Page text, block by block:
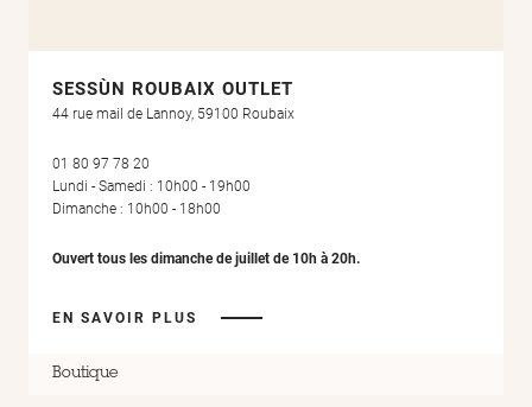
SESSÙN ROUBAIX OUTLET
44 rue mail de Lannoy, 59100 Roubaix
01 80 97 78 20
Lundi - Samedi : 10h00 - 19h00
Dimanche : 10h00 - 18h00
Ouvert tous les dimanche de juillet de 10h à 20h.
EN SAVOIR PLUS
Boutique